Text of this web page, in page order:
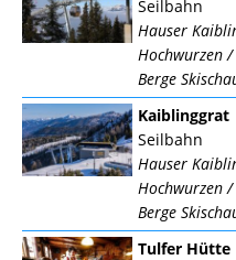
Seilbahn
Hauser
Hochwurzen
Berge
Kaiblinggrat
Seilbahn
Hauser
Hochwurzen
Berge
Tulfer Hütte